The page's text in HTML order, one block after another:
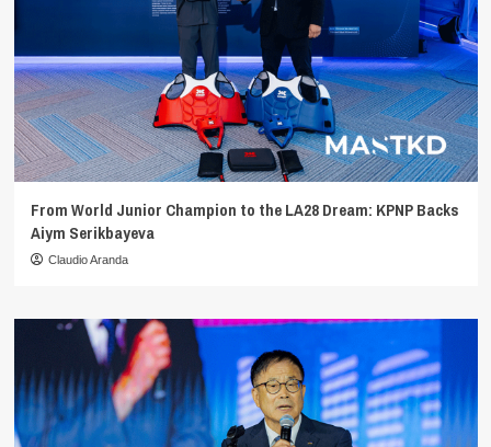
From World Junior Champion to the LA28 Dream: KPNP Backs
Aiym Serikbayeva
Claudio Aranda